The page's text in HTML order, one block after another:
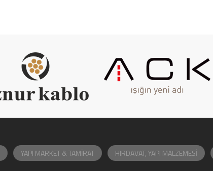
YAPI MARKET & TAMİRAT HIRDAVAT, YAPI MALZEMESİ